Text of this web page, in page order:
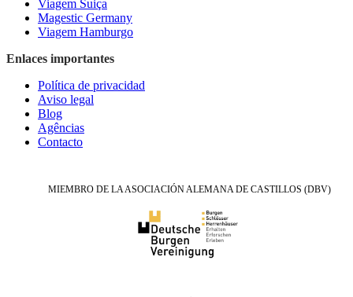
Viagem Suiça
Magestic Germany
Viagem Hamburgo
Enlaces importantes
Política de privacidad
Aviso legal
Blog
Agências
Contacto
MIEMBRO DE LA ASOCIACIÓN ALEMANA DE CASTILLOS (DBV)